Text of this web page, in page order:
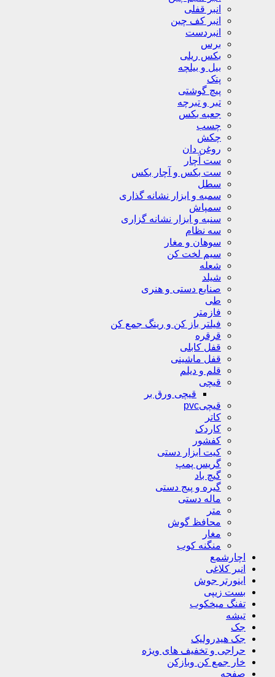
انبر قفلی
انبر کف چین
انبردست
برس
بکس ریلی
بیل و بیلچه
پتک
پیچ گوشتی
تبر و تبرچه
جعبه بکس
چسب
چکش
روغن دان
ست آچار
ست بکس و آچار بکس
سطل
سمبه و ابزار نشانه گذاری
سمپاش
سنبه و ابزار نشانه گزاری
سه نظام
سوهان و مغار
سیم لخت کن
شعله
شیلد
صنایع دستی و هنری
طی
فازمتر
فیلتر باز کن و رینگ جمع کن
قرقره
قفل کابلی
قفل ماشینی
قلم و دیلم
قیچی
قیچی ورق بر
قیچیpvc
کاتر
کاردک
کفشور
کیت ابزار دستی
گریس پمپ
گیچ باد
گیره و پیج دستی
ماله دستی
متر
محافظ گوش
مغار
منگنه کوب
اچارشمع
انبر کلاغی
اینورتر جوش
بست زیپی
تفنگ میخکوب
تیشه
جک
جک هیدرولیک
حراجی و تخفیف های ویژه
خار جمع کن وبازکن
صفحه